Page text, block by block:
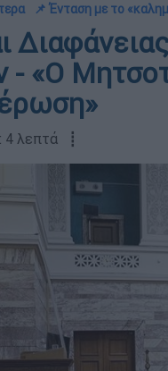
📌 Ένταση με το
- «Ο
4 λεπτά ┋